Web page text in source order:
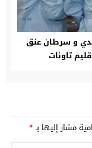
و سرطان عنق
تاونات
مشار إليها بـ*